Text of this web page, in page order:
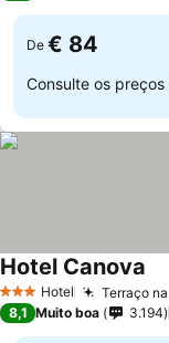
De € 84
Consulte os preços
3 EstrelasHotel Terraço
Hotel Canova
8,1 Muito boa 3.194